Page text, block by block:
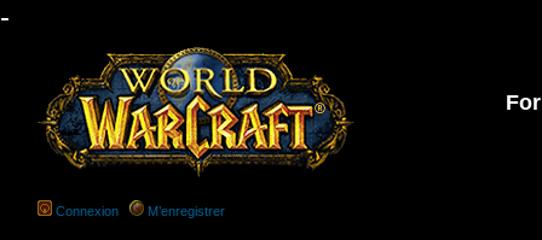
-
Connexion M’enregistrer